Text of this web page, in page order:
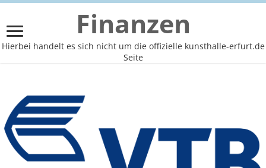
Finanzen
Hierbei handelt es sich nicht um die offizielle kunsthalle-erfurt.de
Seite